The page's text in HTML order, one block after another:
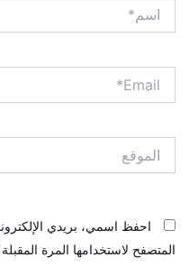
احفظ اسمي، بريدي
المتصفح لاستخدامها المرة